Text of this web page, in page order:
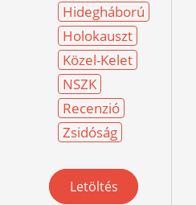
Hidegháború
Holokauszt
Közel-Kelet
NSZK
Recenzió
Zsidóság
Letöltés